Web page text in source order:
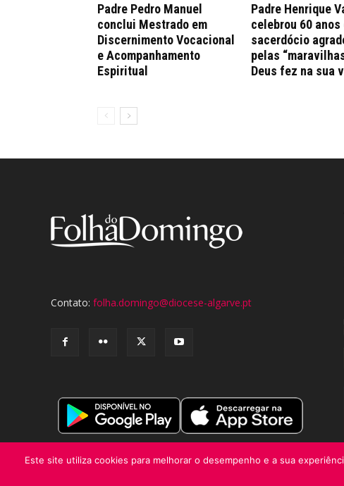
Padre Pedro Manuel
conclui Mestrado em
Discernimento Vocacional
e Acompanhamento
Espiritual
Padre Henrique
celebrou 60 anos
sacerdócio
pelas
Deus fez na sua
Contato: folha.domingo@diocese-algarve.pt
Este site utiliza cookies para melhorar o desempenho e a sua